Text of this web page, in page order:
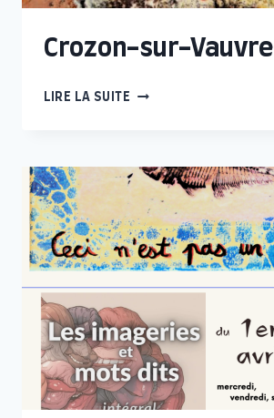
Crozon-sur-Vauvre
LIRE LA SUITE CROZON-